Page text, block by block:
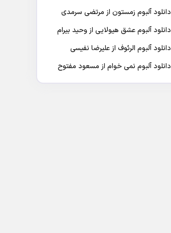
دانلود آلبوم زمستون از مرتضی سرمدی
دانلود آلبوم عشق هیولایی از وحید بیرام
دانلود آلبوم الرئوف از علیرضا نفیسی
دانلود آلبوم نمی خوام از مسعود مفتوح